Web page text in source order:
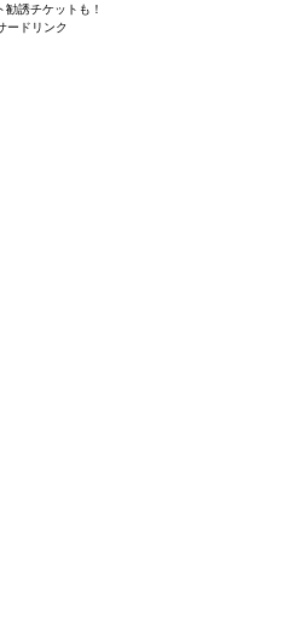
誘チケットも！
ードリンク